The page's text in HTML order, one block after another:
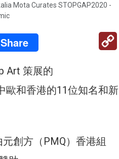
Mota Curates STOPGAP2020 -
Share
Art 策展的
歐和香港的11位知名和新
創方（PMQ）香港組